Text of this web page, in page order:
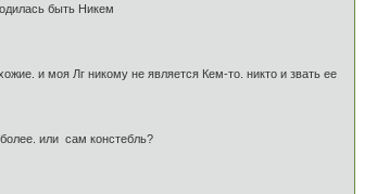
быть Никем
и моя Лг никому не является Кем-то. никто и звать ее
или сам констебль?